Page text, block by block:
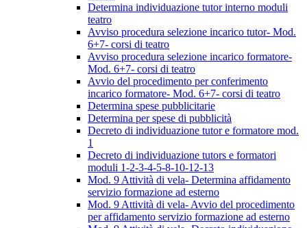
Determina individuazione tutor interno moduli
teatro
Avviso procedura selezione incarico tutor- Mod.
6+7- corsi di teatro
Avviso procedura selezione incarico formatore-
Mod. 6+7- corsi di teatro
Avvio del procedimento per conferimento
incarico formatore- Mod. 6+7- corsi di teatro
Determina spese pubblicitarie
Determina per spese di pubblicità
Decreto di individuazione tutor e formatore mod.
1
Decreto di individuazione tutors e formatori
moduli 1-2-3-4-5-8-10-12-13
Mod. 9 Attività di vela- Determina affidamento
servizio formazione ad esterno
Mod. 9 Attività di vela- Avvio del procedimento
per affidamento servizio formazione ad esterno